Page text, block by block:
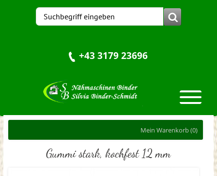
+43 3179 23696
Mein Warenkorb(0)
Gummi stark, kochfest 12 mm